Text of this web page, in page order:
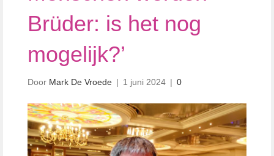
Brüder: is het nog
mogelijk?’
Door Mark De Vroede | 1 juni 2024 | 0